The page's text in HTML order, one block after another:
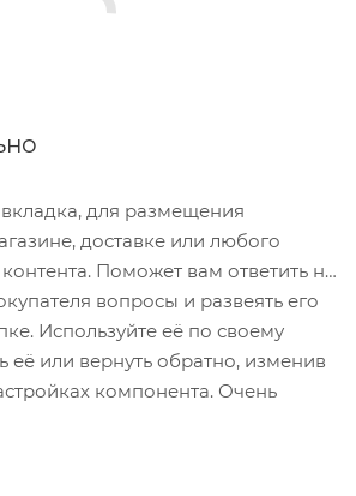
для размещения
доставке или любого
Поможет вам ответить на
вопросы и развеять его
Используйте её по своему
её или вернуть обратно, изменив
компонента. Очень